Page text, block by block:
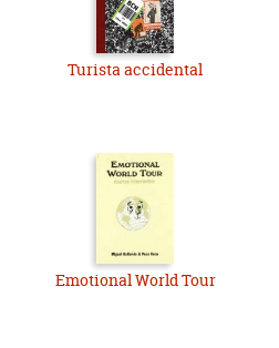
Turista accidental
Emotional World Tour